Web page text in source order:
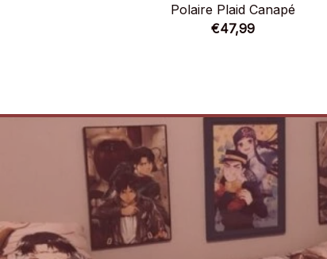
Polaire Plaid Canapé
€47,99